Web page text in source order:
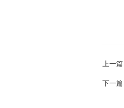
上一
下一